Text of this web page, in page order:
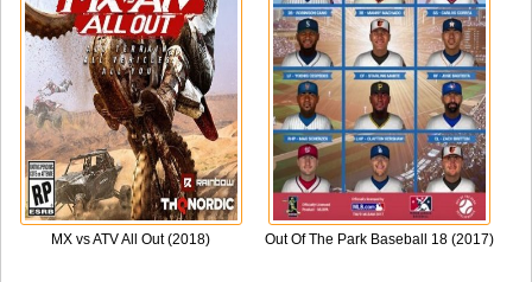
MX vs ATV All Out (2018) Out Of The Park Baseball 18 (2017)